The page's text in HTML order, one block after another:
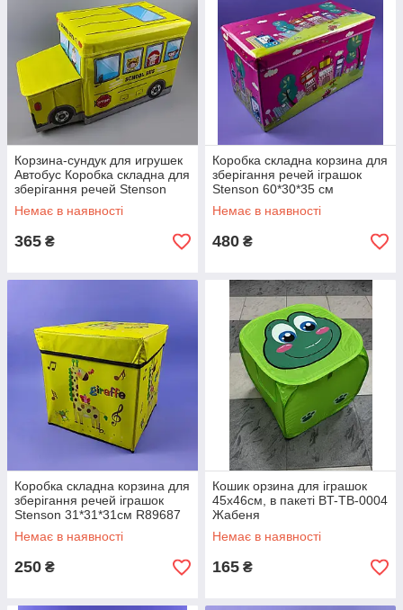
Корзина-сундук для игрушек
Автобус Коробка складна для
зберігання речей Stenson
WW01364 55x25x31см
жовтий
Немає в наявності
365 ₴
Коробка складна корзина для
зберігання речей іграшок
Stenson 60*30*35 см
WW01365 рожева
Немає в наявності
480 ₴
Коробка складна корзина для
зберігання речей іграшок
Stenson 31*31*31см R89687
жовтий жираф
Немає в наявності
250 ₴
Кошик орзина для іграшок
45х46см, в пакеті BT-TB-0004
Жабеня
Немає в наявності
165 ₴